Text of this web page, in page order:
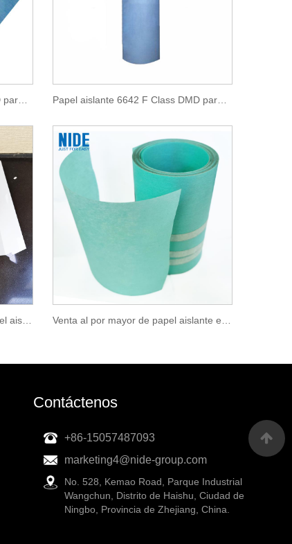
Hoja de aislamiento eléctrico Papel aislante DMD Venta al por mayor de papel aislante eléctrico 6641 DMD para motores
Contáctenos
+86-15057487093
marketing4@nide-group.com
No. 528, Kemao Road, Parque Industrial
Wangchun, Distrito de Haishu, Ciudad de
Ningbo, Provincia de Zhejiang, China.